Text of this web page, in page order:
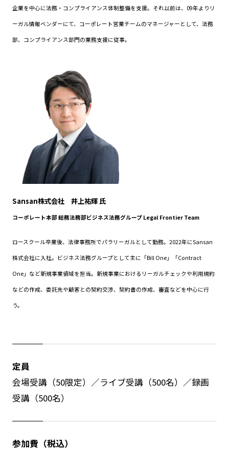
企業を中心に法務・コンプライアンス体制整備を支援。それ以前は、09年よりリ
ーガル情報ベンダーにて、コーポレート営業チームのマネージャーとして、法務
部、コンプライアンス部門の業務支援に従事。
Sansan株式会社 井上祐輝 氏
コーポレート本部 総務法務部ビジネス法務グループ Legal Frontier Team
ロースクール卒業後、法律事務所でパラリーガルとして勤務。2022年にSansan
株式会社に入社。ビジネス法務グループとして主に「Bill One」「Contract
One」など新規事業領域を担当。新規事業におけるリーガルチェックや利用規約
などの作成、委託先や顧客との契約交渉、契約書の作成、審査などを中心に行
う。
定員
会場受講（50限定）／ライブ受講（500名）／録画
受講（500名）
参加費（税込）